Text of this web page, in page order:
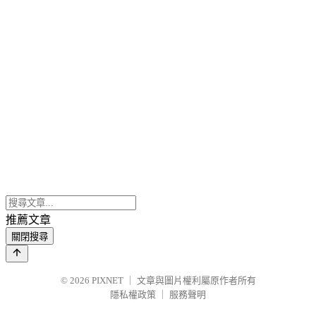
推薦文章
關閉搜尋
© 2026 PIXNET
文章與圖片權利屬原作者所有
隱私權政策
服務聲明